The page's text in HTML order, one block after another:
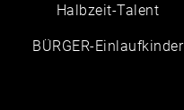
Halbzeit-Talent
BÜRGER-Einlaufkinder